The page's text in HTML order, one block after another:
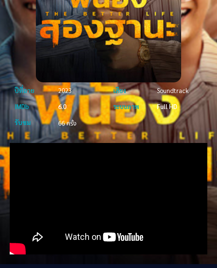
ปีที่ฉาย 2023 เสียง
Soundtrack
IMDb
6.0 ระบบภาพ
Full HD
รับชม
66 ครั้ง